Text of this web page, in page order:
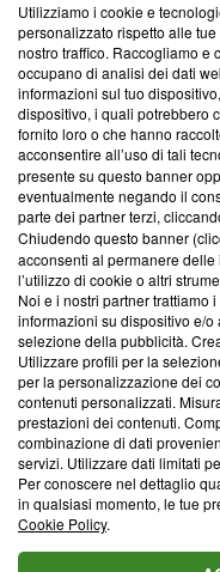
Questa sezione offre
News, sui nostri
creare news di qualità.
‘Trust Project - News
ancora membro del
parte; Trust Project non
conformità agli standard.
Su di noi
Team editoriale
Corporate
Redazione
Informativa Privacy
Cookie Policy
Blasting SA, IDI CHE-
Lugano (Svizzera) Tel:
© 2026 Blasting News
Utilizziamo i cookie e
personalizzato rispetto alle
nostro traffico. Raccogliamo e
occupano di analisi dei dati
informazioni sul tuo
dispositivo, i quali potrebbero
fornito loro o che hanno
acconsentire all’uso di tali
presente su questo banner
eventualmente negando il
parte dei partner terzi,
Chiudendo questo banner
acconsenti al permanere
l’utilizzo di cookie o altri
Noi e i nostri partner trattiamo
informazioni su dispositivo e/
selezione della pubblicità.
Utilizzare profili per la
per la personalizzazione dei
contenuti personalizzati.
prestazioni dei contenuti.
combinazione di dati
servizi. Utilizzare dati limitati
Per conoscere nel dettaglio
in qualsiasi momento, le tue
Cookie Policy.